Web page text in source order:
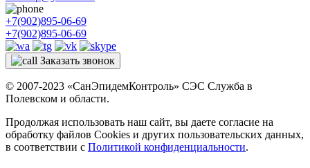
+7(902)895-06-69
+7(902)895-06-69
Заказать звонок
© 2007-2023 «СанЭпидемКонтроль» СЭС Служба в
Полевском и области.
Продолжая использовать наш сайт, вы даете согласие на
обработку файлов Cookies и других пользовательских данных,
в соответствии с Политикой конфиденциальности.